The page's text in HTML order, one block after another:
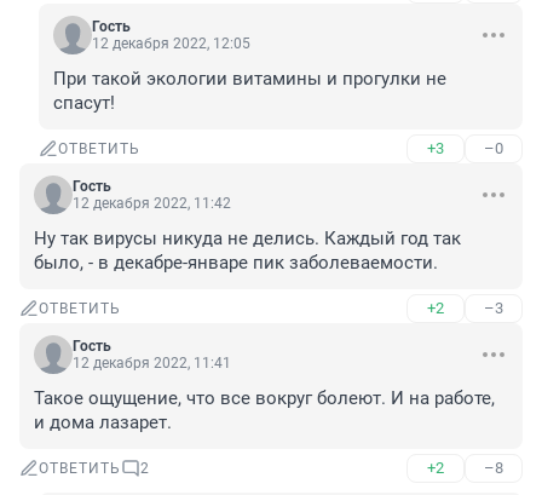
Гость
12 декабря 2022, 12:05
При такой экологии витамины и прогулки не
спасут!
ОТВЕТИТЬ +3 –0
Гость
12 декабря 2022, 11:42
Ну так вирусы никуда не делись. Каждый год так
было, - в декабре-январе пик заболеваемости.
ОТВЕТИТЬ +2 –3
Гость
12 декабря 2022, 11:41
Такое ощущение, что все вокруг болеют. И на работе,
и дома лазарет.
ОТВЕТИТЬ 2 +2 –8